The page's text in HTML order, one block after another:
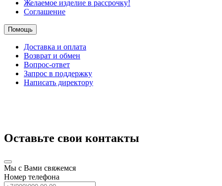
Желаемое изделие в рассрочку!
Соглашение
Помощь
Доставка и оплата
Возврат и обмен
Вопрос-ответ
Запрос в поддержку
Написать директору
Оставьте свои контакты
Мы с Вами свяжемся
Номер телефона